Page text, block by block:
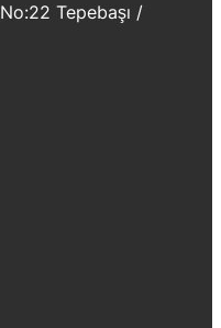
No:22 Tepebaşı /